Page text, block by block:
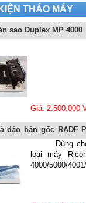
THÁO MÁY
sao Duplex MP 4000
Giá: 2.500.000
đảo bản gốc RADF
Dùng cho
loại máy
4000/5000/